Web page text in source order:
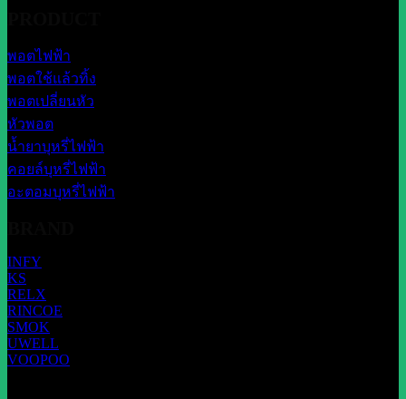
พอตไฟฟ้า
พอตใช้แล้วทิ้ง
พอตเปลี่ยนหัว
หัวพอต
น้ำยาบุหรี่ไฟฟ้า
คอยล์บุหรี่ไฟฟ้า
อะตอมบุหรี่ไฟฟ้า
INFY
KS
RELX
RINCOE
SMOK
UWELL
VOOPOO